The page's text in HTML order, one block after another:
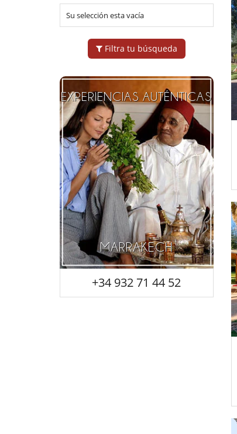
Su selección esta vacía
Filtra tu búsqueda
EXPERIENCIAS AUTÉNTICAS
MARRAKECH
+34 932 71 44 52